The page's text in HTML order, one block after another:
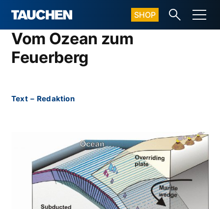
SHOP
Vom Ozean zum
Feuerberg
Text – Redaktion